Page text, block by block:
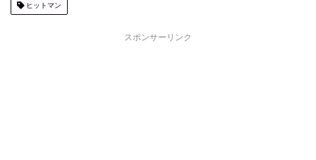
ヒットマン
スポンサーリンク